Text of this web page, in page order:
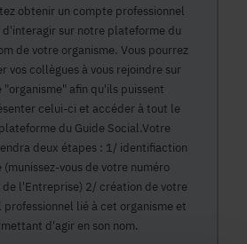
obtenir un compte professionnel
sur notre plateforme du
de votre organisme. Vous pourrez
vos collègues à vous rejoindre sur
afin qu'ils puissent
celui-ci et accéder à tout le
du Guide Social.Votre
deux étapes : 1/ identifiaction
vous de votre numéro
de l'Entreprise) 2/ création de votre
lié à cet organisme et
d'agir en son nom.